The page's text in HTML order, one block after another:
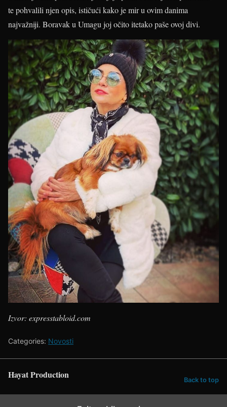
te pohvalili njen opis, ističući kako je mir u ovim danima
najvažniji. Boravak u Umagu joj očito itetako paše ovoj divi.
Izvor: expresstabloid.com
Categories: Novosti
Hayat Production Back to top